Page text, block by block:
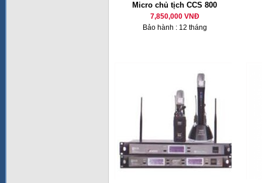
Micro chủ tịch CCS 800
7,850,000 VNĐ
Bảo hành : 12 tháng